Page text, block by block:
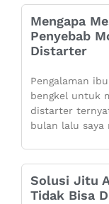
Mengapa
Penyebab
Distarter
Pengalaman
bengkel untuk
distarter
bulan lalu saya
Solusi Jitu
Tidak Bisa